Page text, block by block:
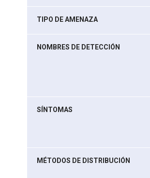
TIPO DE AMENAZA
NOMBRES DE DETECCIÓN
SÍNTOMAS
MÉTODOS DE DISTRIBUCIÓN